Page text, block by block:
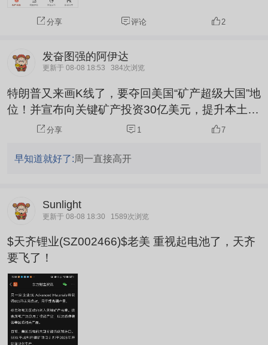
**776-990%**，核心受益于六氟磷酸锂量价修复。更关
价上涨**20-30%**，毛利率高于六氟磷酸锂，成为盈利重
品双重逻辑，涨价对其是**重大利好**。 总结来看，天齐
锂业和多氟多作为上游资源及材料龙头，涨价对其是**直
接利好**；龙蟠科技虽短期成本承压，但高端产能布局有
更详细的行情数据。 （以上内容由AI生成）
分享 评论 2
发奋图强的阿伊达
更新于 08-08 18:53 384次浏览
特朗普又来画K线了，要夺回美国“矿产超级大国”地
位！并宣布向关键矿产投资30亿美元，提升本土
锂、稀土、钪、电池上游原材料自给率。
分享 1 7
早知道就好了: 周一直接高开
Sunlight
更新于 08-08 18:30 1589次浏览
$天齐锂业(SZ002466)$老美 重视起电池了，天齐
要飞了！